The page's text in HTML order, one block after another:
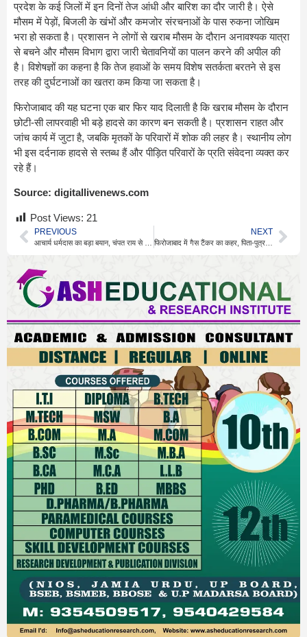
प्रदेश के कई जिलों में इन दिनों तेज आंधी और बारिश का दौर जारी है। ऐसे
मौसम में पेड़ों, बिजली के खंभों और कमजोर संरचनाओं के पास रुकना जोखिम
भरा हो सकता है। प्रशासन ने लोगों से खराब मौसम के दौरान अनावश्यक यात्रा
से बचने और मौसम विभाग द्वारा जारी चेतावनियों का पालन करने की अपील की
है। विशेषज्ञों का कहना है कि तेज हवाओं के समय विशेष सतर्कता बरतने से इस
तरह की दुर्घटनाओं का खतरा कम किया जा सकता है।
फिरोजाबाद की यह घटना एक बार फिर याद दिलाती है कि खराब मौसम के दौरान
छोटी-सी लापरवाही भी बड़े हादसे का कारण बन सकती है। प्रशासन राहत और
जांच कार्य में जुटा है, जबकि मृतकों के परिवारों में शोक की लहर है। स्थानीय लोग
भी इस दर्दनाक हादसे से स्तब्ध हैं और पीड़ित परिवारों के प्रति संवेदना व्यक्त कर
रहे हैं।
Source: digitallivenews.com
Post Views: 21
PREVIOUS NEXT
फिरोजाबाद में गैस टैंकर का कहर, पिता-पुत्र की दर्दनाक मौत